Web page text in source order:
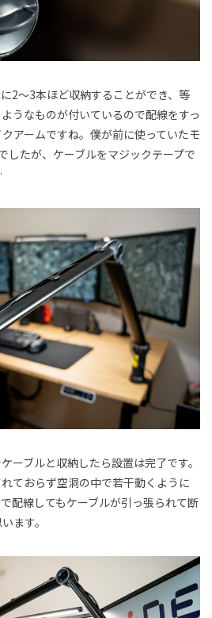
2～3本ほど収納することができ、等
うなものが付いているので配線をすっ
アームですね。僕が前に使っていたモ
したが、ケーブルをマジックテープで
ーブルと収納したら設置は完了です。
ておらず空洞の中で若干動くように
配線してもケーブルが引っ張られて断
ます。